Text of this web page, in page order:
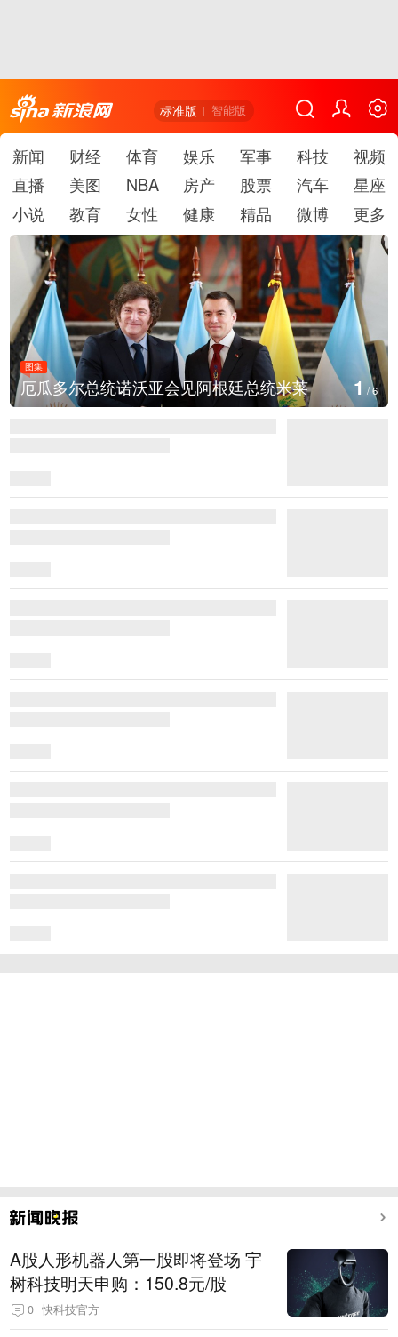
标准版 智能版
新闻 财经 体育 娱乐 军事 科技
视频
直播
美图 NBA 房产 股票 汽车
星座
小说
教育 女性 健康 精品 微博 更多
图集
美国斯波坎：野火烧毁700多所房屋 2/6
A股人形机器人第一股即将登场 宇
树科技明天申购：150.8元/股
0 快科技官方